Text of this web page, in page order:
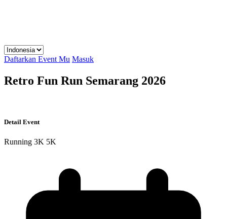
Daftarkan Event Mu Masuk
Retro Fun Run Semarang 2026
Detail Event
Running 3K 5K